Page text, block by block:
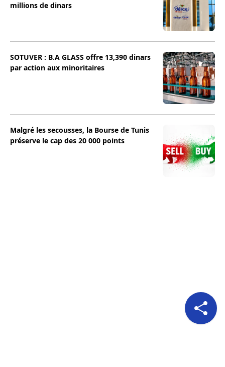
millions de dinars
SOTUVER : B.A GLASS offre 13,390 dinars
par action aux minoritaires
Malgré les secousses, la Bourse de Tunis
préserve le cap des 20 000 points